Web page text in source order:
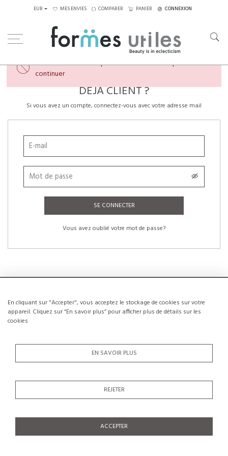
En cliquant sur "Accepter", vous acceptez le stockage de cookies sur votre
appareil. Cliquez sur “En savoir plus” pour afficher plus de détails sur les
cookies
EN SAVOIR PLUS
REJETER
ACCEPTER
EUR MES ENVIES COMPARER PANIER CONNEXION
Veuillez créer un compte ou vous connecter pour
continuer
DÉJÀ CLIENT ?
Si vous avez un compte, connectez-vous avec votre adresse mail
SE CONNECTER
Vous avez oublié votre mot de passe?
NOUVEAUX CLIENTS
La création d’un compte a de nombreux avantages: sauvegarder la liste de vos
CRÉER UN COMPTE